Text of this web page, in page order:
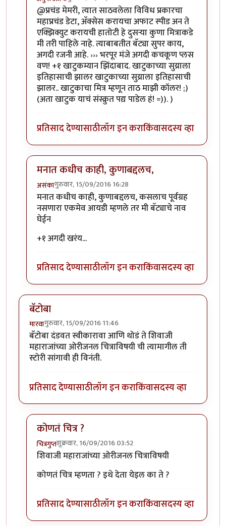
In reply toहायला बॅट्या,byअभ्या..
@प्रचंड मेमरी, त्यात साठवलेला विविध प्रकारचा
महाप्रचंड डेटा, अ‍ॅक्सेस करायचा अफाट स्पीड अन ते
एक्झिक्युट करायची हातोटी हे दुसर्‍या कुणा मित्राकडे
मी तरी पाहिले नाहे. त्याबाबतीत बॅट्या सुपर काय,
अगदी रजनी आहे. ››› भरपूर मंजे अगदी कचकूण प्लस
वण! +१ खाटुकम्यान झिंदाबाद. खाटुकाच्या सुय्राला
इतिहासाची झालर खाटुकाच्या सुय्राला इतिहासाची
झालर.. खाटुकाचा मित्र म्हणून ताठ माझी कॉलर! ;)
(अता खाटुक याचं संस्क्रुत पद्य पाडेल हं! =)). )
प्रतिसाद देण्यासाठीलॉग इन कराकिंवासदस्य व्हा
मनात कधीच काही, कुणाबद्दलच,
असंकागुरुवार, 15/09/2016 16:28
In reply toहायला बॅट्या,byअभ्या..
मनात कधीच काही, कुणाबद्दलच, कसलाच पूर्वग्रह
नसणारा एकमेव आयडी म्हणले तर मी बॅट्याचे नाव
घेईन
+१ अगदी खरंय...
प्रतिसाद देण्यासाठीलॉग इन कराकिंवासदस्य व्हा
बॅटोबा
मारवागुरुवार, 15/09/2016 11:46
बॅटोबा दंडवत स्वीकारावा आणि थोडं ते शिवाजी
महाराजांच्या ओरीजनल चित्राविषयी ची त्यामागील ती
स्टोरी सांगावी ही विनंती.
प्रतिसाद देण्यासाठीलॉग इन कराकिंवासदस्य व्हा
कोणतं चित्र ?
चित्रगुप्तशुक्रवार, 16/09/2016 03:52
In reply toबॅटोबाbyमारवा
शिवाजी महाराजांच्या ओरीजनल चित्राविषयी
कोणतं चित्र म्हणता ? इथे देता येइल का ते ?
प्रतिसाद देण्यासाठीलॉग इन कराकिंवासदस्य व्हा